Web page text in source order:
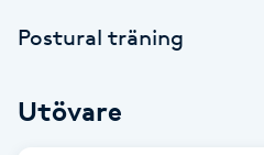
Postural träning
Utövare